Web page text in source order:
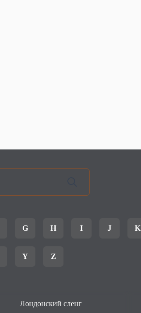
G H I J K
Y Z
Лондонский сленг